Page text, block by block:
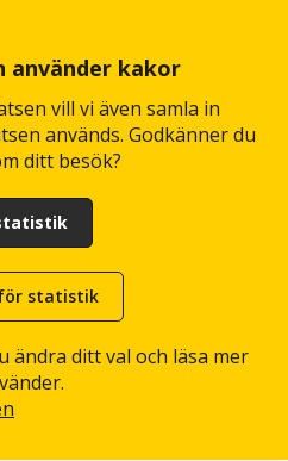
använder kakor
vill vi även samla in
används. Godkänner du
ditt besök?
statistik
ändra ditt val och läsa mer